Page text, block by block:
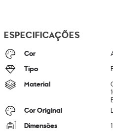
ESPECIFICAÇÕES
Cor
Tipo
Material
Cor Original
Dimensões